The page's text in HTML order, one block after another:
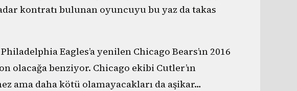
kontratı bulunan oyuncuyu bu yaz da takas
Eagles’a yenilen Chicago Bears’ın 2016
olacağa benziyor. Chicago ekibi Cutler’ın
ama daha kötü olamayacakları da aşikar…